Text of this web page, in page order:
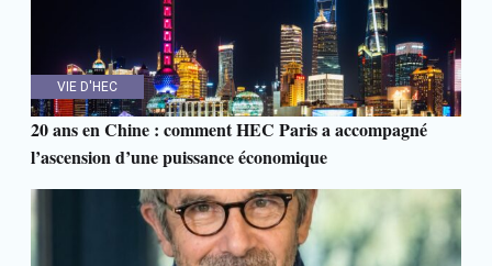
VIE D'HEC
20 ans en Chine : comment HEC Paris a accompagné
l’ascension d’une puissance économique